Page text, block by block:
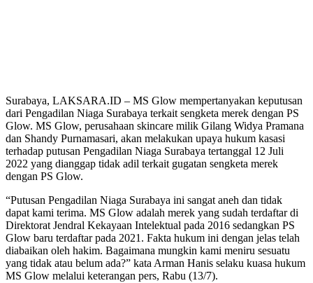
Surabaya, LAKSARA.ID – MS Glow mempertanyakan keputusan
dari Pengadilan Niaga Surabaya terkait sengketa merek dengan PS
Glow. MS Glow, perusahaan skincare milik Gilang Widya Pramana
dan Shandy Purnamasari, akan melakukan upaya hukum kasasi
terhadap putusan Pengadilan Niaga Surabaya tertanggal 12 Juli
2022 yang dianggap tidak adil terkait gugatan sengketa merek
dengan PS Glow.
“Putusan Pengadilan Niaga Surabaya ini sangat aneh dan tidak
dapat kami terima. MS Glow adalah merek yang sudah terdaftar di
Direktorat Jendral Kekayaan Intelektual pada 2016 sedangkan PS
Glow baru terdaftar pada 2021. Fakta hukum ini dengan jelas telah
diabaikan oleh hakim. Bagaimana mungkin kami meniru sesuatu
yang tidak atau belum ada?” kata Arman Hanis selaku kuasa hukum
MS Glow melalui keterangan pers, Rabu (13/7).